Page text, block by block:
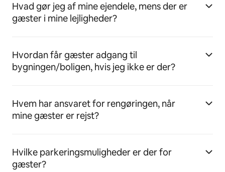
Hvad gør jeg af mine ejendele, mens der er
gæster i mine lejligheder?
Hvordan får gæster adgang til
bygningen/boligen, hvis jeg ikke er der?
Hvem har ansvaret for rengøringen, når
mine gæster er rejst?
Hvilke parkeringsmuligheder er der for
gæster?